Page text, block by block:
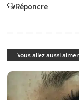
Répondre
Vous allez aussi aimer